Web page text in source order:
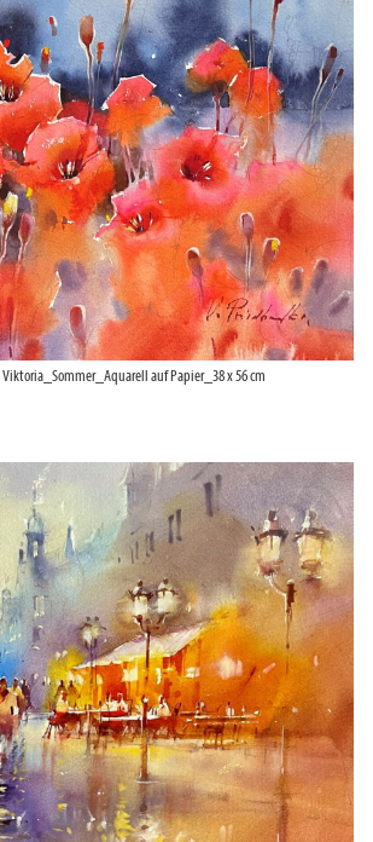
Viktoria_Sommer_Aquarell auf Papier_38 x 56 cm